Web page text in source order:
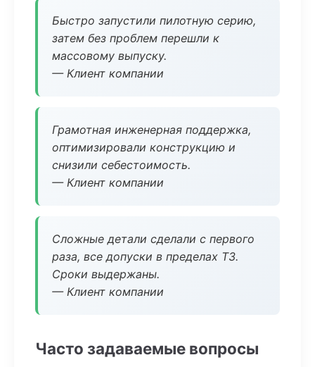
Быстро запустили пилотную серию,
затем без проблем перешли к
массовому выпуску.
— Клиент компании
Грамотная инженерная поддержка,
оптимизировали конструкцию и
снизили себестоимость.
— Клиент компании
Сложные детали сделали с первого
раза, все допуски в пределах ТЗ.
Сроки выдержаны.
— Клиент компании
Часто задаваемые вопросы